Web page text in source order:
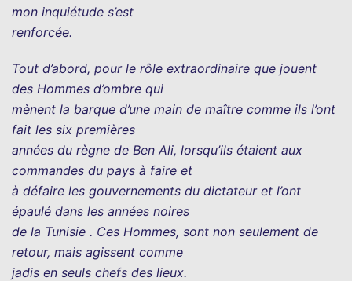
mon inquiétude s’est
renforcée.
Tout d’abord, pour le rôle extraordinaire que jouent
des Hommes d’ombre qui
mènent la barque d’une main de maître comme ils l’ont
fait les six premières
années du règne de Ben Ali, lorsqu’ils étaient aux
commandes du pays à faire et
à défaire les gouvernements du dictateur et l’ont
épaulé dans les années noires
de la Tunisie . Ces Hommes, sont non seulement de
retour, mais agissent comme
jadis en seuls chefs des lieux.